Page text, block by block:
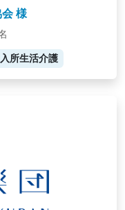
様
所生活介護